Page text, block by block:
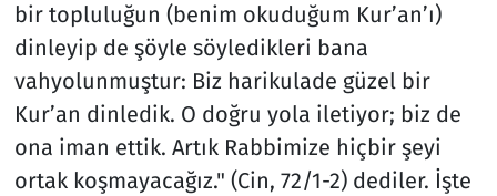
bir topluluğun (benim okuduğum Kur’an’ı)
dinleyip de şöyle söyledikleri bana
vahyolunmuştur: Biz harikulade güzel bir
Kur’an dinledik. O doğru yola iletiyor; biz de
ona iman ettik. Artık Rabbimize hiçbir şeyi
ortak koşmayacağız." (Cin, 72/1-2) dediler. İşte